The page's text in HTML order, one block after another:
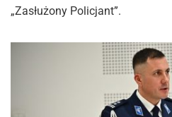
„Zasłużony Policjant”.